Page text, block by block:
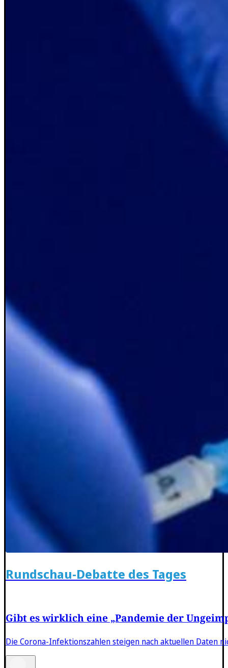
Rundschau-Debatte des Tages
Gibt es wirklich eine „Pandemie der
Die Corona-Infektionszahlen steigen nach aktuellen Daten